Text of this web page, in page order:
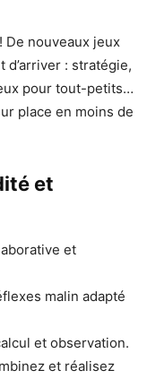
De nouveaux jeux
: stratégie,
pour tout-petits…
place en moins de
et
et
malin adapté
et observation.
et réalisez